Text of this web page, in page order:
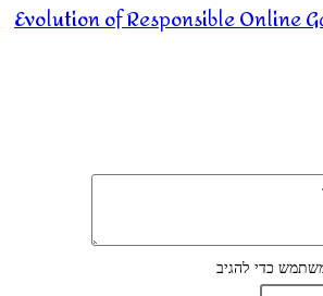
Evolution of Responsible Online
כדי להגיב